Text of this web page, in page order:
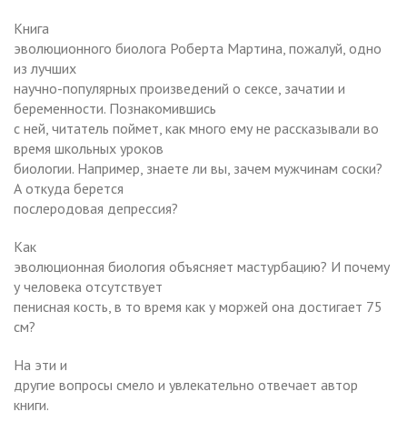
Книга
эволюционного биолога Роберта Мартина, пожалуй, одно
из лучших
научно-популярных произведений о сексе, зачатии и
беременности. Познакомившись
с ней, читатель поймет, как много ему не рассказывали во
время школьных уроков
биологии. Например, знаете ли вы, зачем мужчинам соски?
А откуда берется
послеродовая депрессия?
Как
эволюционная биология объясняет мастурбацию? И почему
у человека отсутствует
пенисная кость, в то время как у моржей она достигает 75
см?
На эти и
другие вопросы смело и увлекательно отвечает автор
книги.